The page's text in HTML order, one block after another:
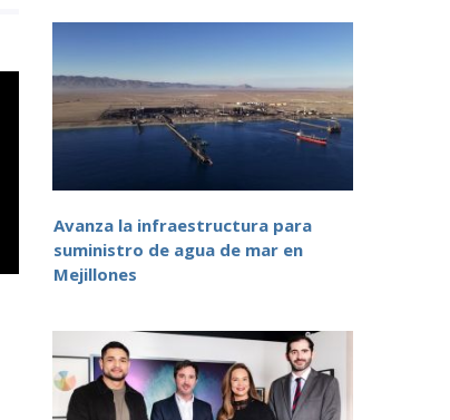
Avanza la infraestructura para
suministro de agua de mar en
Mejillones